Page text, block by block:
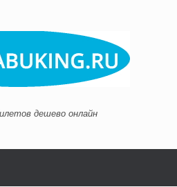
дешево онлайн